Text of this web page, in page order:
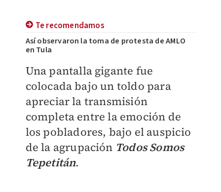
Te recomendamos
Así observaron la toma de protesta de AMLO
en Tula
Una pantalla gigante fue
colocada bajo un toldo para
apreciar la transmisión
completa entre la emoción de
los pobladores, bajo el auspicio
de la agrupación Todos Somos
Tepetitán.